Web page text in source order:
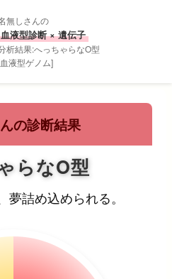
無しさんの
血液型診断 × 遺伝子
析結果:へっちゃらなO型
液型ゲノム]
の診断結果
らなO型
夢詰め込められる。